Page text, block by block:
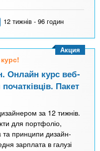
12 тижнів - 96 годин
Онлайн курс веб-
Пакет
за 12 тижнів.
для портфоліо,
принципи дизайн-
зарплата в галузі
Акция